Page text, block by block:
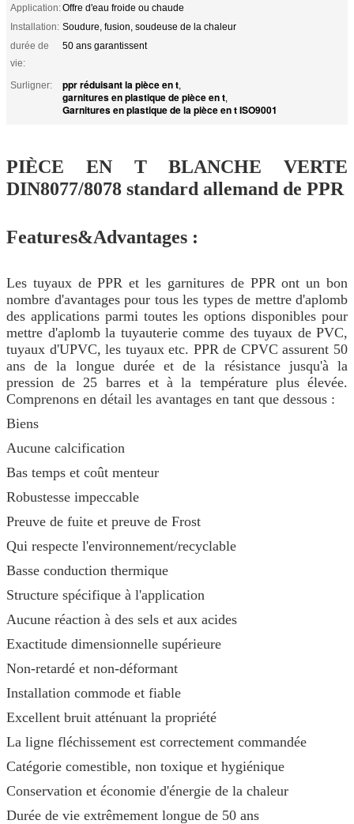
Application:Offre d'eau froide ou chaude
Installation: Soudure, fusion, soudeuse de la chaleur
durée de
vie:
50 ans garantissent
Surligner: ppr réduisant la pièce en t,
garnitures en plastique de pièce en t,
Garnitures en plastique de la pièce en t ISO9001
PIÈCE EN T BLANCHE VERTE
DIN8077/8078 standard allemand de PPR
Features&Advantages :
Les tuyaux de PPR et les garnitures de PPR ont un bon
nombre d'avantages pour tous les types de mettre d'aplomb
des applications parmi toutes les options disponibles pour
mettre d'aplomb la tuyauterie comme des tuyaux de PVC,
tuyaux d'UPVC, les tuyaux etc. PPR de CPVC assurent 50
ans de la longue durée et de la résistance jusqu'à la
pression de 25 barres et à la température plus élevée.
Comprenons en détail les avantages en tant que dessous :
Biens
Aucune calcification
Bas temps et coût menteur
Robustesse impeccable
Preuve de fuite et preuve de Frost
Qui respecte l'environnement/recyclable
Basse conduction thermique
Structure spécifique à l'application
Aucune réaction à des sels et aux acides
Exactitude dimensionnelle supérieure
Non-retardé et non-déformant
Installation commode et fiable
Excellent bruit atténuant la propriété
La ligne fléchissement est correctement commandée
Catégorie comestible, non toxique et hygiénique
Conservation et économie d'énergie de la chaleur
Durée de vie extrêmement longue de 50 ans